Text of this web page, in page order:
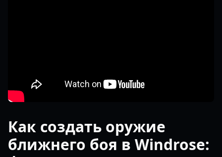
Как создать оружие
ближнего боя в Windrose: